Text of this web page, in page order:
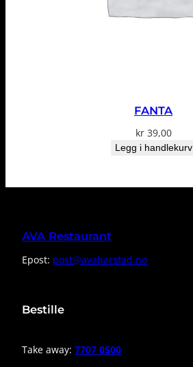
FANTA
kr39,00
Legg i handlekurv
AVA Restaurant
Epost: post@avaharstad.no
Bestille
Take away: 7707 0500